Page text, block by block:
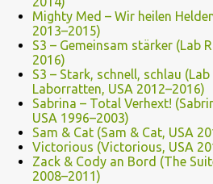
Mighty Med – Wir heilen
2013–2015)
S3 – Gemeinsam stärker (Lab
2016)
S3 – Stark, schnell, schlau
Laborratten, USA 2012–2016)
Sabrina – Total Verhext!
USA 1996–2003)
Sam & Cat (Sam & Cat, USA
Victorious (Victorious, USA
Zack & Cody an Bord (The
2008–2011)